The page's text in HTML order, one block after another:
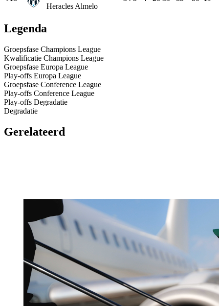
Heracles Almelo
Legenda
Groepsfase Champions League
Kwalificatie Champions League
Groepsfase Europa League
Play-offs Europa League
Groepsfase Conference League
Play-offs Conference League
Play-offs Degradatie
Degradatie
Gerelateerd